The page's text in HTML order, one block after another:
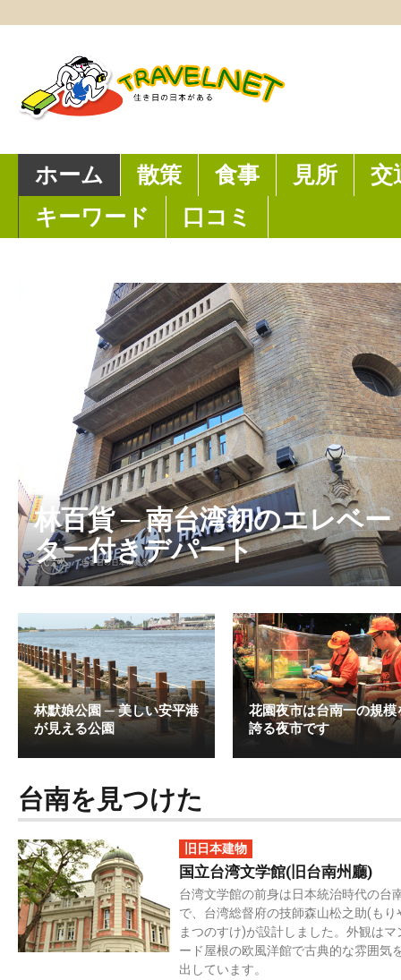
ホーム 散策 食事 見所
交
キーワード
口コミ
林百貨 ─ 南台湾初のエレベー
ター付きデパート
林默娘公園 ─ 美しい安平港
が見える公園
花園夜市は台南一の規模
誇る夜市です
台南を見つけた
旧日本建物
国立台湾文学館(旧台南州廳)
台湾文学館の前身は日本統治時代の台
で、台湾総督府の技師森山松之助(もり
まつのすけ)が設計しました。外観はマ
ード屋根の欧風洋館で古典的な雰囲気
出しています。